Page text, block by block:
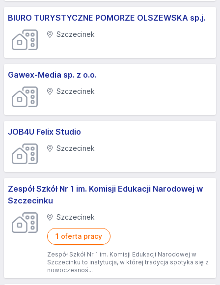
BIURO TURYSTYCZNE POMORZE OLSZEWSKA sp.j.
Szczecinek
Gawex-Media sp. z o.o.
Szczecinek
JOB4U Felix Studio
Szczecinek
Zespół Szkół Nr 1 im. Komisji Edukacji Narodowej w
Szczecinku
Szczecinek
1 oferta pracy
Zespół Szkół Nr 1 im. Komisji Edukacji Narodowej w
Szczecinku to instytucja, w której tradycja spotyka się z
nowoczesnoś...